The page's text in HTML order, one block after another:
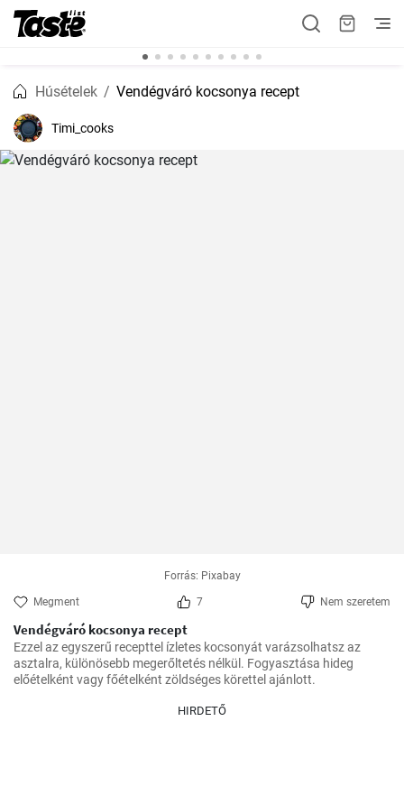
Húsételek Vendégváró kocsonya recept
Timi_cooks
Forrás: Pixabay
Megment 7 Nem szeretem
Vendégváró kocsonya recept
Ezzel az egyszerű recepttel ízletes kocsonyát varázsolhatsz az
asztalra, különösebb megerőltetés nélkül. Fogyasztása hideg
előételként vagy főételként zöldséges körettel ajánlott.
HIRDETŐ